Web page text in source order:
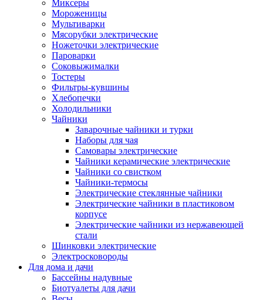
Миксеры
Мороженицы
Мультиварки
Мясорубки электрические
Ножеточки электрические
Пароварки
Соковыжималки
Тостеры
Фильтры-кувшины
Хлебопечки
Холодильники
Чайники
Заварочные чайники и турки
Наборы для чая
Самовары электрические
Чайники керамические электрические
Чайники со свистком
Чайники-термосы
Электрические стеклянные чайники
Электрические чайники в пластиковом
корпусе
Электрические чайники из нержавеющей
стали
Шинковки электрические
Электросковороды
Для дома и дачи
Бассейны надувные
Биотуалеты для дачи